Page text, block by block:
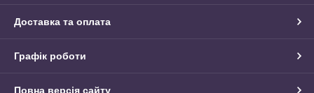
Доставка та оплата
Графік роботи
Повна версія сайту